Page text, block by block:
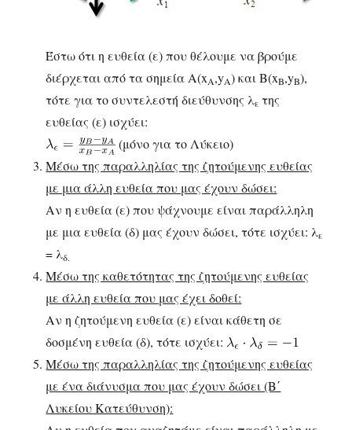
Έστω ότι η ευθεία (ε) που θέλουμε να βρούμε
διέρχεται από τα σημεία Α(xA,yΑ) και Β(xΒ,yΒ),
τότε για το συντελεστή διεύθυνσης λετης
ευθείας (ε) ισχύει:
(μόνο για το Λύκειο)
Μέσω της παραλληλίας της ζητούμενης ευθείας
με μια άλλη ευθεία που μας έχουν δώσει:
Αν η ευθεία (ε) που ψάχνουμε είναι παράλληλη
με μια ευθεία (δ) μας έχουν δώσει, τότε ισχύει: λε
= λδ.
Μέσω της καθετότητας της ζητούμενης ευθείας
με άλλη ευθεία που μας έχει δοθεί:
Αν η ζητούμενη ευθεία (ε) είναι κάθετη σε
δοσμένη ευθεία (δ), τότε ισχύει:
Μέσω της παραλληλίας της ζητούμενης ευθείας
με ένα διάνυσμα που μας έχουν δώσει (Β΄
Λυκείου Κατεύθυνση):